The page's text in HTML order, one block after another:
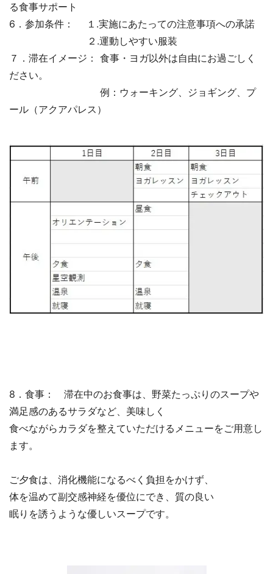
る食事サポート
6．参加条件： １.実施にあたっての注意事項への承諾
２.運動しやすい服装
７．滞在イメージ： 食事・ヨガ以外は自由にお過ごしく
ださい。
例：ウォーキング、ジョギング、プ
ール（アクアパレス）
8．食事： 滞在中のお食事は、野菜たっぷりのスープや
満足感のあるサラダなど、美味しく
食べながらカラダを整えていただけるメニューをご用意し
ます。
ご夕食は、消化機能になるべく負担をかけず、
体を温めて副交感神経を優位にでき、質の良い
眠りを誘うような優しいスープです。